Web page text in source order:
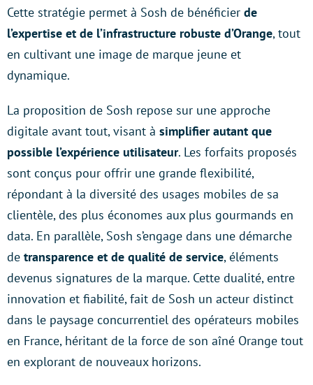
Cette stratégie permet à Sosh de bénéficier de
l’expertise et de l’infrastructure robuste d’Orange, tout
en cultivant une image de marque jeune et
dynamique.
La proposition de Sosh repose sur une approche
digitale avant tout, visant à simplifier autant que
possible l’expérience utilisateur. Les forfaits proposés
sont conçus pour offrir une grande flexibilité,
répondant à la diversité des usages mobiles de sa
clientèle, des plus économes aux plus gourmands en
data. En parallèle, Sosh s’engage dans une démarche
de transparence et de qualité de service, éléments
devenus signatures de la marque. Cette dualité, entre
innovation et fiabilité, fait de Sosh un acteur distinct
dans le paysage concurrentiel des opérateurs mobiles
en France, héritant de la force de son aîné Orange tout
en explorant de nouveaux horizons.